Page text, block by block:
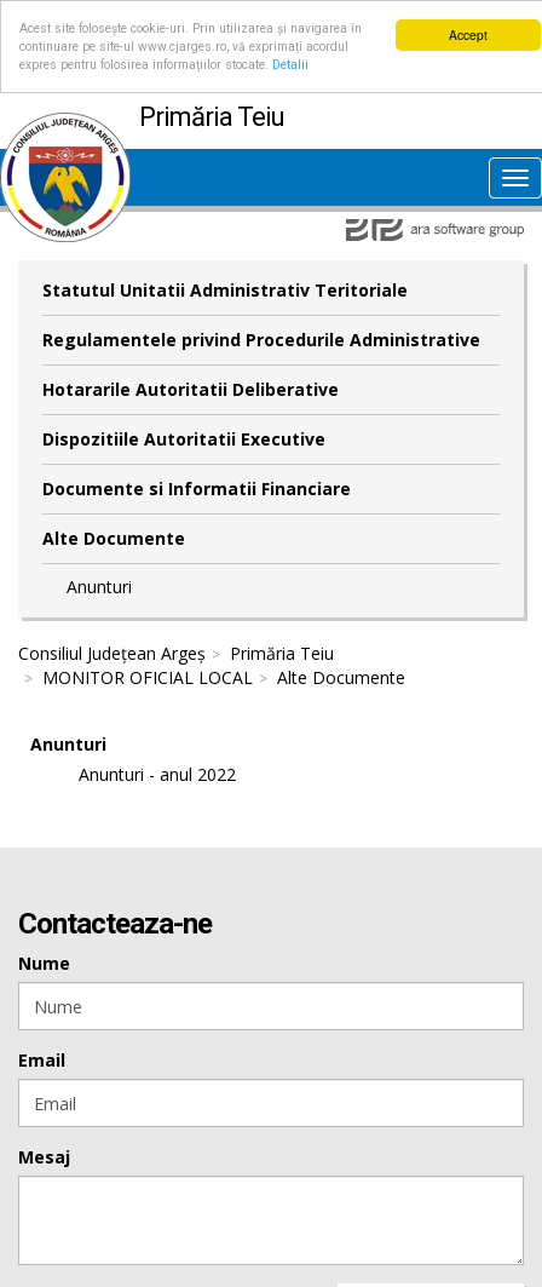
Accept
Acest site folosește cookie-uri. Prin utilizarea și navigarea în
continuare pe site-ul www.cjarges.ro, vă exprimați acordul
expres pentru folosirea informațiilor stocate.
Detalii
Primăria Teiu
Statutul Unitatii Administrativ Teritoriale
Regulamentele privind Procedurile Administrative
Hotararile Autoritatii Deliberative
Dispozitiile Autoritatii Executive
Documente si Informatii Financiare
Alte Documente
Anunturi
Consiliul Județean Argeș
Primăria Teiu
MONITOR OFICIAL LOCAL
Alte Documente
Anunturi
Anunturi - anul 2022
Contacteaza-ne
Nume
Email
Mesaj